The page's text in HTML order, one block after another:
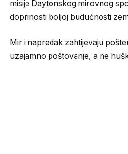
misije Daytonskog mirovnog
doprinosti boljoj budućnosti
Mir i napredak zahtijevaju
uzajamno poštovanje, a ne